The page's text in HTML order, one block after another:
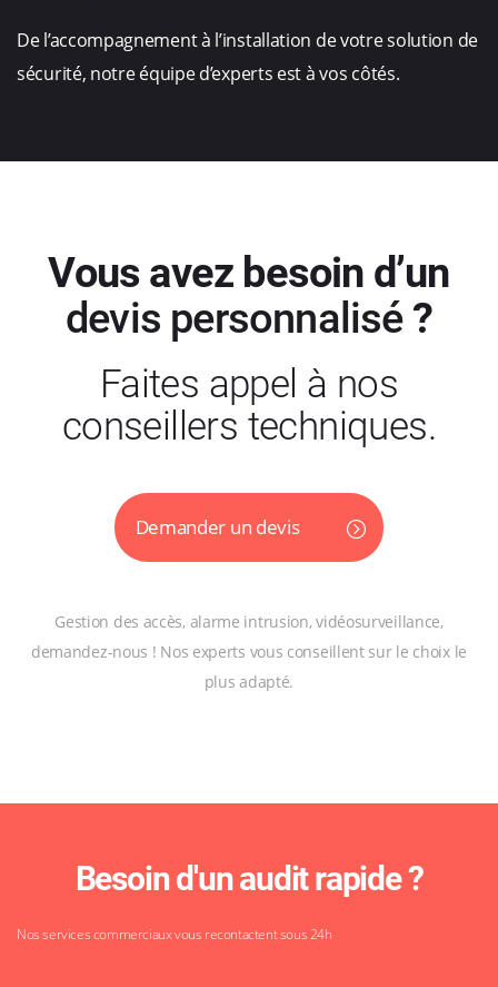
De l’accompagnement à l’installation de votre solution de
sécurité, notre équipe d’experts est à vos côtés.
Vous avez besoin d’un
devis personnalisé?
Faites appel à nos
conseillers techniques.
Demander un devis
Gestion des accès, alarme intrusion, vidéosurveillance,
demandez-nous ! Nos experts vous conseillent sur le choix le
plus adapté.
Besoin d'un audit rapide ?
Nos services commerciaux vous recontactent sous 24h